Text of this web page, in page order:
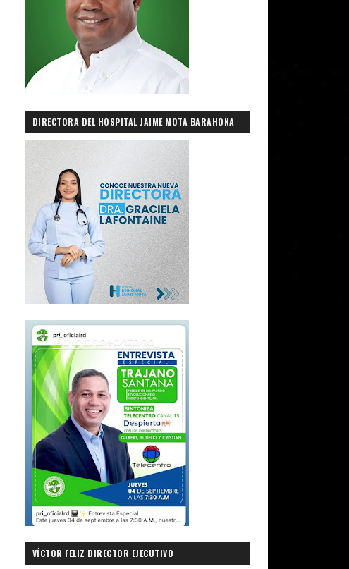
DIRECTORA DEL HOSPITAL JAIME MOTA BARAHONA
VÍCTOR FELIZ DIRECTOR EJECUTIVO